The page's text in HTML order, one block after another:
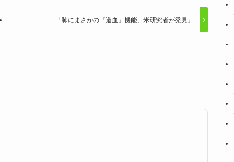
「肺にまさかの『造血』機能、米研究者が発見」